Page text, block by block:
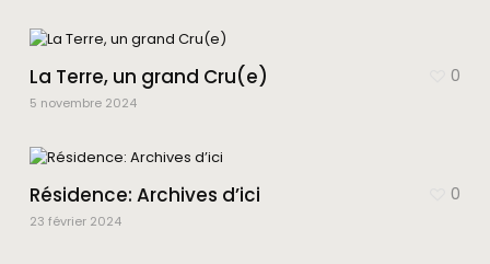
La Terre, un grand Cru(e)
5 novembre 2024
0
Résidence: Archives d’ici
23 février 2024
0